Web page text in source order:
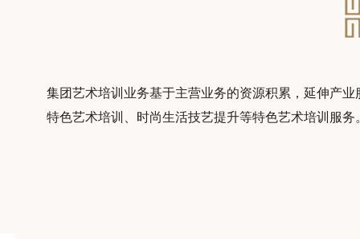
集团艺术培训业务基于主营业务的资源积累，延伸产
特色艺术培训、时尚生活技艺提升等特色艺术培训服务